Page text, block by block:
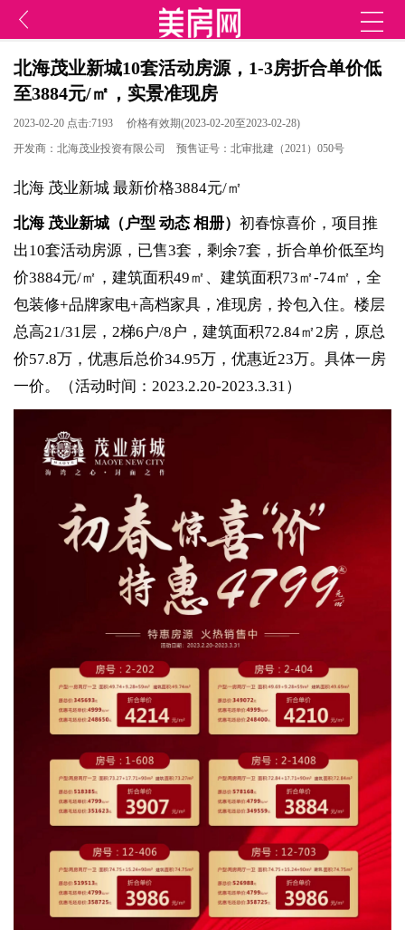
北海茂业新城10套活动房源，1-3房折合单价低
至3884元/㎡，实景准现房
2023-02-20 点击:7193 价格有效期(2023-02-20至2023-02-28)
开发商：北海茂业投资有限公司 预售证号：北审批建（2021）050号
北海 茂业新城 最新价格3884元/㎡
北海 茂业新城 （ 户型 动态 相册） 初春惊喜价，项目推
出10套活动房源，已售3套，剩余7套，折合单价低至均
价3884元/㎡，建筑面积49㎡、 建筑面积73㎡-74㎡， 全
包装修+品牌家电+高档家具，准现房，拎包入住。楼层
总高21/31层，2梯6户/8户，建筑面积72.84㎡2房，原总
价57.8万，优惠后总价34.95万，优惠近23万。具体一房
一价。（活动时间：2023.2.20-2023.3.31）